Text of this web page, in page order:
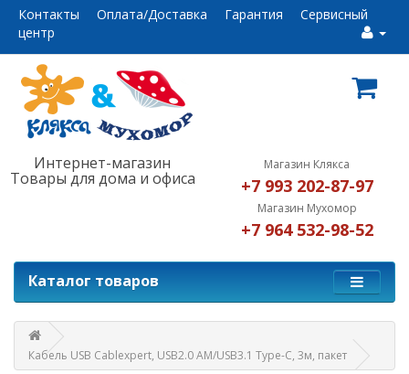
Контакты Оплата/Доставка Гарантия
Сервисный
центр
Интернет-магазин
Товары для дома и офиса
Магазин Клякса
+7 993 202-87-97
Магазин Мухомор
+7 964 532-98-52
Каталог товаров
Кабель USB Cablexpert, USB2.0 AM/USB3.1 Type-C, 3м, пакет